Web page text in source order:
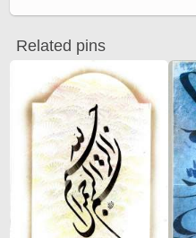
Related pins